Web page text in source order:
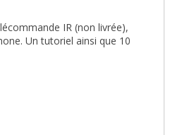
IR (non livrée),
Un tutoriel ainsi que 10